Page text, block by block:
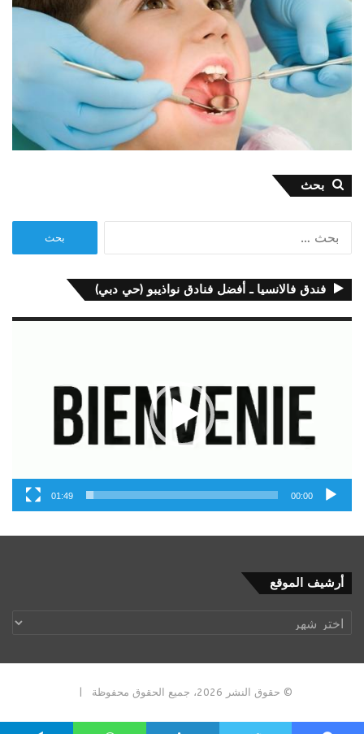
بحث
فندق فالانسيا ـ أفضل فنادق نواذيبو (حي دبي)
مشغل
00:00
01:49
أرشيف الموقع
أرشيف
الموقع
© حقوق النشر 2026، جميع الحقوق محفوظة |